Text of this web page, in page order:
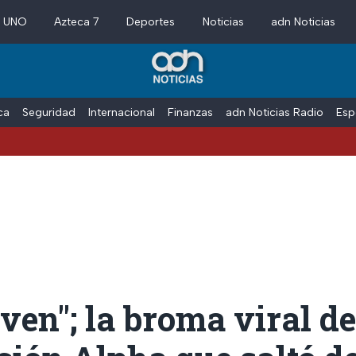
Azteca 7 Deportes Noticias adn Noticias
Seguridad Internacional Finanzas adn Noticias Radio
la broma viral